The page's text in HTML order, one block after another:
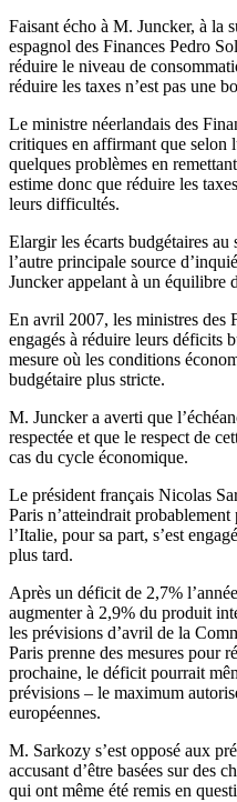
Faisant écho à M. Juncker, à la
espagnol des Finances Pedro
réduire le niveau de
réduire les taxes n’est pas une
Le ministre néerlandais des
critiques en affirmant que selon
quelques problèmes en
estime donc que réduire les
leurs difficultés.
Elargir les écarts budgétaires
l’autre principale source
Juncker appelant à un équilibre
En avril 2007, les ministres des
engagés à réduire leurs déficits
mesure où les conditions
budgétaire plus stricte.
M. Juncker a averti que
respectée et que le respect de
cas du cycle économique.
Le président français Nicolas
Paris n’atteindrait
l’Italie, pour sa part, s’est
plus tard.
Après un déficit de 2,7%
augmenter à 2,9% du produit
les prévisions d’avril de la
Paris prenne des mesures pour
prochaine, le déficit pourrait
prévisions – le maximum
européennes.
M. Sarkozy s’est opposé aux
accusant d’être basées sur des
qui ont même été remis en